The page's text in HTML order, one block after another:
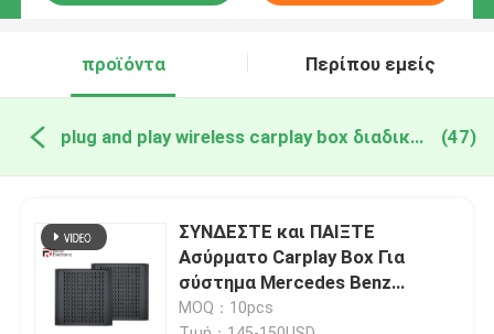
προϊόντα Περίπου εμείς
plug and play wireless carplay box διαδικτυακή κατασκευή (47)
ΣΥΝΔΕΣΤΕ και ΠΑΙΞΤΕ
Ασύρματο Carplay Box Για
σύστημα Mercedes Benz
NTG4.5 BECKER
MOQ：10pcs